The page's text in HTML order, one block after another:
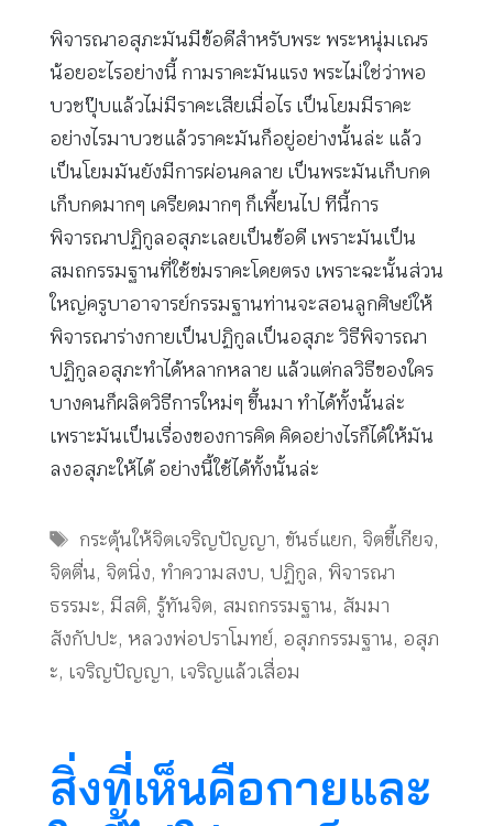
พิจารณาอสุภะมันมีข้อดีสำหรับพระ พระหนุ่มเณร
น้อยอะไรอย่างนี้ กามราคะมันแรง พระไม่ใช่ว่าพอ
บวชปุ๊บแล้วไม่มีราคะเสียเมื่อไร เป็นโยมมีราคะ
อย่างไรมาบวชแล้วราคะมันก็อยู่อย่างนั้นล่ะ แล้ว
เป็นโยมมันยังมีการผ่อนคลาย เป็นพระมันเก็บกด
เก็บกดมากๆ เครียดมากๆ ก็เพี้ยนไป ทีนี้การ
พิจารณาปฏิกูลอสุภะเลยเป็นข้อดี เพราะมันเป็น
สมถกรรมฐานที่ใช้ข่มราคะโดยตรง เพราะฉะนั้นส่วน
ใหญ่ครูบาอาจารย์กรรมฐานท่านจะสอนลูกศิษย์ให้
พิจารณาร่างกายเป็นปฏิกูลเป็นอสุภะ วิธีพิจารณา
ปฏิกูลอสุภะทำได้หลากหลาย แล้วแต่กลวิธีของใคร
บางคนก็ผลิตวิธีการใหม่ๆ ขึ้นมา ทำได้ทั้งนั้นล่ะ
เพราะมันเป็นเรื่องของการคิด คิดอย่างไรก็ได้ให้มัน
ลงอสุภะให้ได้ อย่างนี้ใช้ได้ทั้งนั้นล่ะ
Tags
กระตุ้นให้จิตเจริญปัญญา, ขันธ์แยก, จิตขี้เกียจ,
จิตตื่น, จิตนิ่ง, ทำความสงบ, ปฏิกูล, พิจารณา
ธรรมะ, มีสติ, รู้ทันจิต, สมถกรรมฐาน, สัมมา
สังกัปปะ, หลวงพ่อปราโมทย์, อสุภกรรมฐาน, อสุภ
ะ, เจริญปัญญา, เจริญแล้วเสื่อม
สิ่งที่เห็นคือกายและ